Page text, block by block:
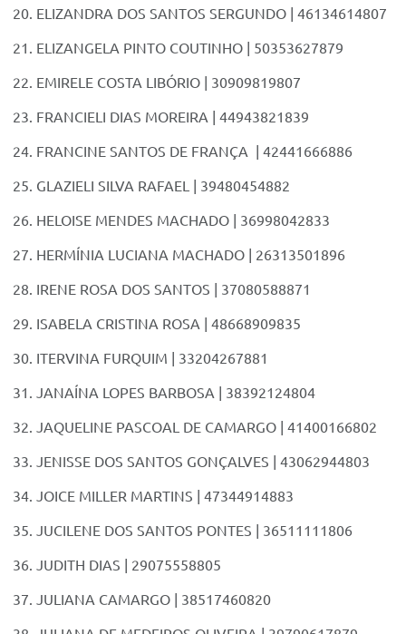
ELIZANDRA DOS SANTOS SERGUNDO | 46134614807
ELIZANGELA PINTO COUTINHO | 50353627879
EMIRELE COSTA LIBÓRIO | 30909819807
FRANCIELI DIAS MOREIRA | 44943821839
FRANCINE SANTOS DE FRANÇA | 42441666886
GLAZIELI SILVA RAFAEL | 39480454882
HELOISE MENDES MACHADO | 36998042833
HERMÍNIA LUCIANA MACHADO | 26313501896
IRENE ROSA DOS SANTOS | 37080588871
ISABELA CRISTINA ROSA | 48668909835
ITERVINA FURQUIM | 33204267881
JANAÍNA LOPES BARBOSA | 38392124804
JAQUELINE PASCOAL DE CAMARGO | 41400166802
JENISSE DOS SANTOS GONÇALVES | 43062944803
JOICE MILLER MARTINS | 47344914883
JUCILENE DOS SANTOS PONTES | 36511111806
JUDITH DIAS | 29075558805
JULIANA CAMARGO | 38517460820